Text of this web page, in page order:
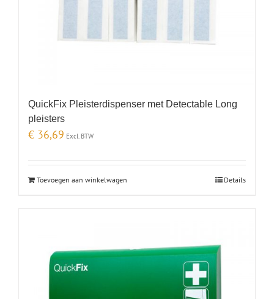
QuickFix Pleisterdispenser met Detectable Long
pleisters
€ 36,69 Excl. BTW
Toevoegen aan winkelwagen Details